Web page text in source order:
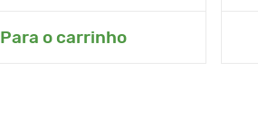
Para o carrinho